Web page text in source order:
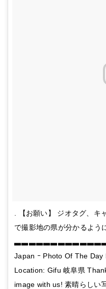
. 【お願い】 ジオタグ、
で撮影地の県が分かるよう
Japan ｰ Photo Of The
Location: Gifu 岐阜県
image with us! 素晴らしい